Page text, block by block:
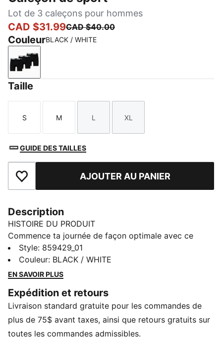
Lot de 3 caleçons pour hommes
CAD $31.99CAD $40.00
CouleurBLACK / WHITE
BLACK / WHITE
Taille
Taille
S
Taille
M
Taille
L
Taille
XL
GUIDE DES TAILLES
Ajouter à la liste de souhaits
AJOUTER AU PANIER
Description
HISTOIRE DU PRODUIT
Commence ta journée de façon optimale avec ce
caleçon boxeur imprimé. À la fois léger et respirant, il
présente une coupe flexible sportive et un logo PUMA
classique.
Lot de trois
Détails signés PUMA
Fabriqué à partir d’un mélange de matériaux recyclés
Style: 859429_01
Couleur: BLACK / WHITE
EN SAVOIR PLUS
Expédition et retours
Livraison standard gratuite pour les commandes de
plus de 75$ avant taxes, ainsi que retours gratuits sur
toutes les commandes admissibles.